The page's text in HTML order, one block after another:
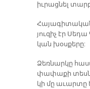
իւ­րաց­նել
յու­զիչ էր
կան խօս­քե­րը:
Ձեռ­նար­կը
փա­փա­քի
կի մը ա­ւար­տը